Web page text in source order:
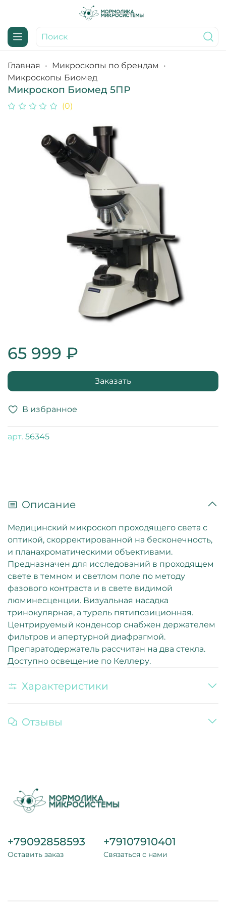
Главная
Микроскопы по брендам
Микроскопы Биомед
Микроскоп Биомед 5ПР
(0)
В избранное
арт. 56345
65 999 ₽
Заказать
Описание
Медицинский микроскоп проходящего света с
оптикой, скорректированной на бесконечность,
и планахроматическими объективами.
Предназначен для исследований в проходящем
свете в темном и светлом поле по методу
фазового контраста и в свете видимой
люминесценции. Визуальная насадка
тринокулярная, а турель пятипозиционная.
Центрируемый конденсор снабжен держателем
фильтров и апертурной диафрагмой.
Препаратодержатель рассчитан на два стекла.
Доступно освещение по Келлеру.
Характеристики
Отзывы
+79092858593
Оставить заказ
+79107910401
Связаться с нами